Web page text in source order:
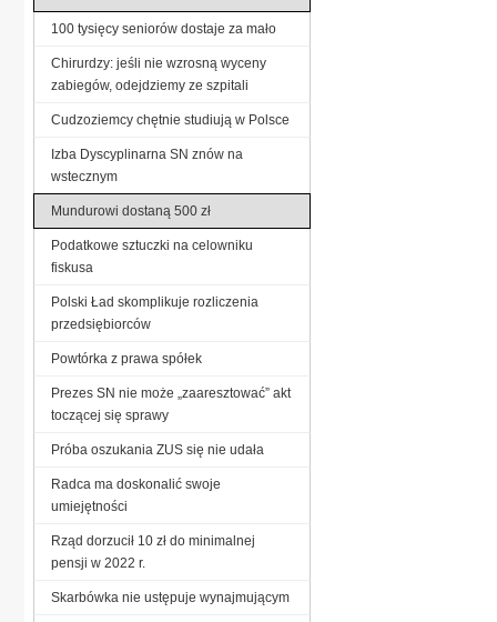
100 tysięcy seniorów dostaje za mało
Chirurdzy: jeśli nie wzrosną wyceny
zabiegów, odejdziemy ze szpitali
Cudzoziemcy chętnie studiują w Polsce
Izba Dyscyplinarna SN znów na
wstecznym
Mundurowi dostaną 500 zł
Podatkowe sztuczki na celowniku
fiskusa
Polski Ład skomplikuje rozliczenia
przedsiębiorców
Powtórka z prawa spółek
Prezes SN nie może „zaaresztować” akt
toczącej się sprawy
Próba oszukania ZUS się nie udała
Radca ma doskonalić swoje
umiejętności
Rząd dorzucił 10 zł do minimalnej
pensji w 2022 r.
Skarbówka nie ustępuje wynajmującym